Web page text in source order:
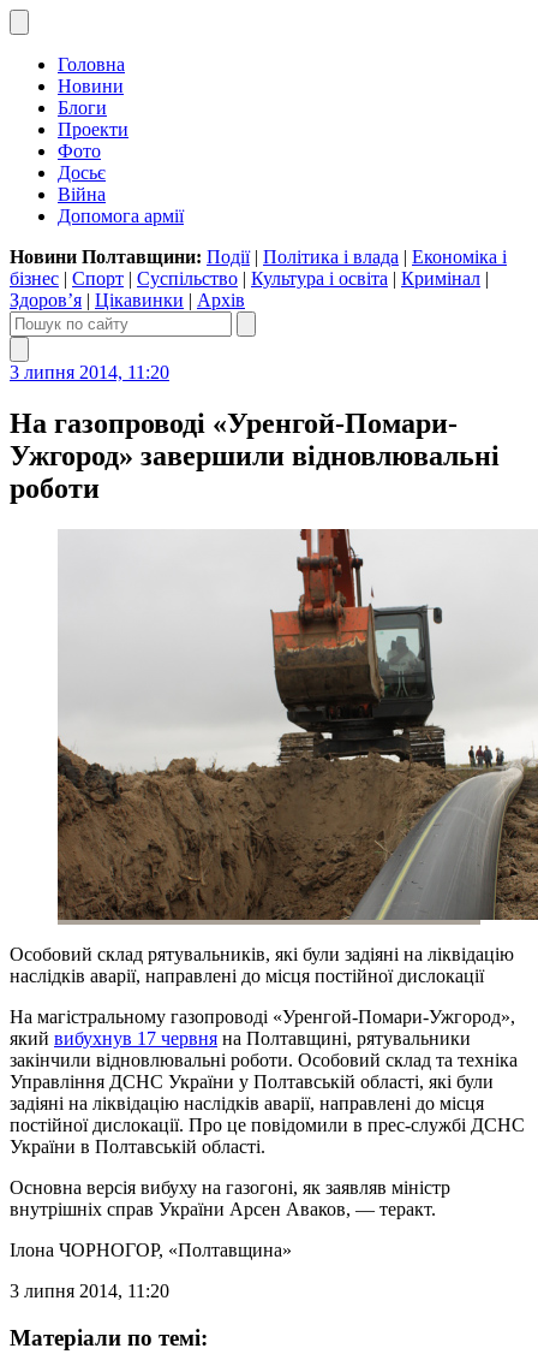
Головна
Новини
Блоги
Проекти
Фото
Досьє
Війна
Допомога армії
Новини Полтавщини: Події| Політика і влада | Економіка і
бізнес | Спорт | Суспільство | Культура і освіта | Кримінал |
Здоров’я | Цікавинки | Архів
3 липня 2014, 11:20
На газопроводі «Уренгой-Помари-
Ужгород» завершили відновлювальні
роботи
Особовий склад рятувальників, які були задіяні на ліквідацію
наслідків аварії, направлені до місця постійної дислокації
На магістральному газопроводі «Уренгой-Помари-Ужгород»,
який вибухнув 17 червня на Полтавщині, рятувальники
закінчили відновлювальні роботи. Особовий склад та техніка
Управління ДСНС України у Полтавській області, які були
задіяні на ліквідацію наслідків аварії, направлені до місця
постійної дислокації. Про це повідомили в прес-службі ДСНС
України в Полтавській області.
Основна версія вибуху на газогоні, як заявляв міністр
внутрішніх справ України Арсен Аваков, — теракт.
Ілона ЧОРНОГОР, «Полтавщина»
3 липня 2014, 11:20
Матеріали по темі: